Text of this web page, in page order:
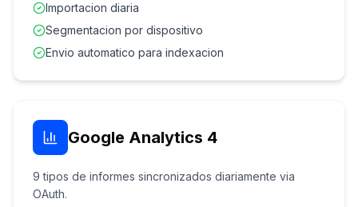
Importacion diaria
Segmentacion por dispositivo
Envio automatico para indexacion
Google Analytics 4
9 tipos de informes sincronizados diariamente via
OAuth.